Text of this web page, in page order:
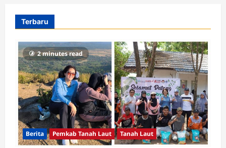
Terbaru
2 minutes read
Berita Pemkab Tanah Laut Tanah Laut